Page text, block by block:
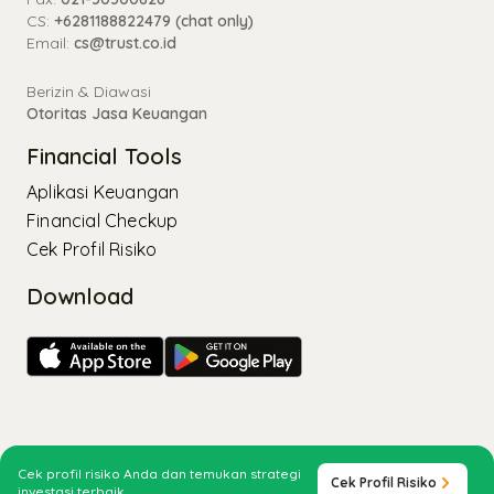
CS: +6281188822479 (chat only)
Email: cs@trust.co.id
Berizin & Diawasi
Otoritas Jasa Keuangan
Financial Tools
Aplikasi Keuangan
Financial Checkup
Cek Profil Risiko
Download
Copyright ©2026PT Trust Sekuritas | Kebijakan Privasi
Cek profil risiko Anda dan temukan strategi
Cek Profil Risiko